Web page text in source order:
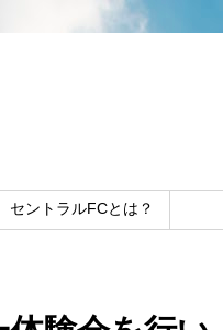
セントラルFCとは？